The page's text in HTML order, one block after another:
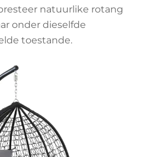
natuurlike rotang
onder dieselfde
toestande.